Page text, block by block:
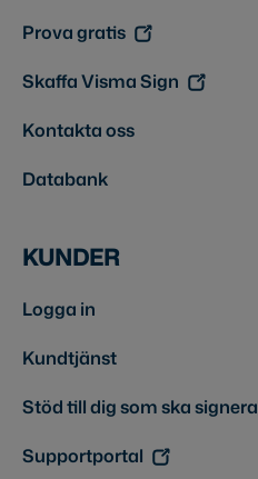
Prova gratis
Skaffa Visma Sign
Kontakta oss
Databank
KUNDER
Logga in
Kundtjänst
Stöd till dig som ska signera
Supportportal